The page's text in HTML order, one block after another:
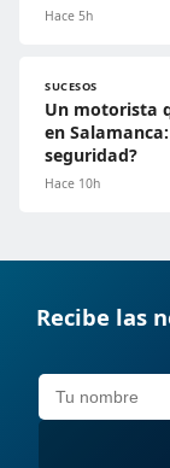
Hace 5h
SUCESOS
Un motorista
en
seguridad?
Hace 10h
Recibe las